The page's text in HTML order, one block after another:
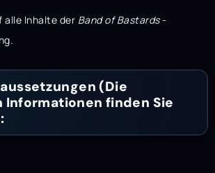
alle Inhalte der Band of Bastards-
(Die
Informationen finden Sie